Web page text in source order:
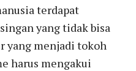
terdapat
yang tidak bisa
yang menjadi tokoh
harus mengakui